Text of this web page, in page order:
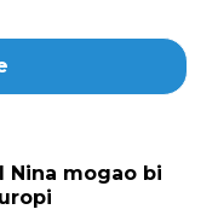
Nina mogao bi